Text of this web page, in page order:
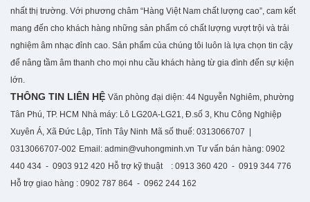
nhất thị trường. Với phương châm “Hàng Việt Nam chất lượng cao”, cam kết
mang đến cho khách hàng những sản phẩm có chất lượng vượt trội và trải
nghiệm âm nhạc đỉnh cao. Sản phẩm của chúng tôi luôn là lựa chọn tin cậy
để nâng tầm âm thanh cho mọi nhu cầu khách hàng từ gia đình đến sự kiện
lớn.
THÔNG TIN LIÊN HỆ Văn phòng đại diện: 44 Nguyễn Nghiêm, phường
Tân Phú, TP. HCM Nhà máy: Lô LG20A-LG21, Đ.số 3, Khu Công Nghiệp
Xuyên Á, Xã Đức Lập, Tỉnh Tây Ninh Mã số thuế: 0313066707 |
0313066707-002 Email: admin@vuhongminh.vn Tư vấn bán hàng: 0902
440 434 - 0903 912 420 Hỗ trợ kỹ thuật : 0913 360 420 - 0919 344 776
Hỗ trợ giao hàng : 0902 787 864 - 0962 244 162